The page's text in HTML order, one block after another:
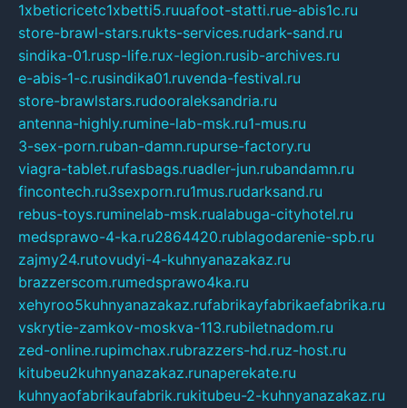
1xbeticricetc1xbetti5.ruuafoot-statti.rue-abis1c.ru
store-brawl-stars.rukts-services.rudark-sand.ru
sindika-01.rusp-life.rux-legion.rusib-archives.ru
e-abis-1-c.rusindika01.ruvenda-festival.ru
store-brawlstars.rudooraleksandria.ru
antenna-highly.rumine-lab-msk.ru1-mus.ru
3-sex-porn.ruban-damn.rupurse-factory.ru
viagra-tablet.rufasbags.ruadler-jun.rubandamn.ru
fincontech.ru3sexporn.ru1mus.rudarksand.ru
rebus-toys.ruminelab-msk.rualabuga-cityhotel.ru
medsprawo-4-ka.ru2864420.rublagodarenie-spb.ru
zajmy24.rutovudyi-4-kuhnyanazakaz.ru
brazzerscom.rumedsprawo4ka.ru
xehyroo5kuhnyanazakaz.rufabrikayfabrikaefabrika.ru
vskrytie-zamkov-moskva-113.rubiletnadom.ru
zed-online.rupimchax.rubrazzers-hd.ruz-host.ru
kitubeu2kuhnyanazakaz.runaperekate.ru
kuhnyaofabrikaufabrik.rukitubeu-2-kuhnyanazakaz.ru